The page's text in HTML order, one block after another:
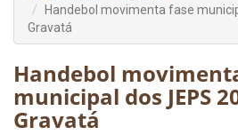
Handebol movimenta fase
Gravatá
Handebol
municipal dos JEPS
Gravatá